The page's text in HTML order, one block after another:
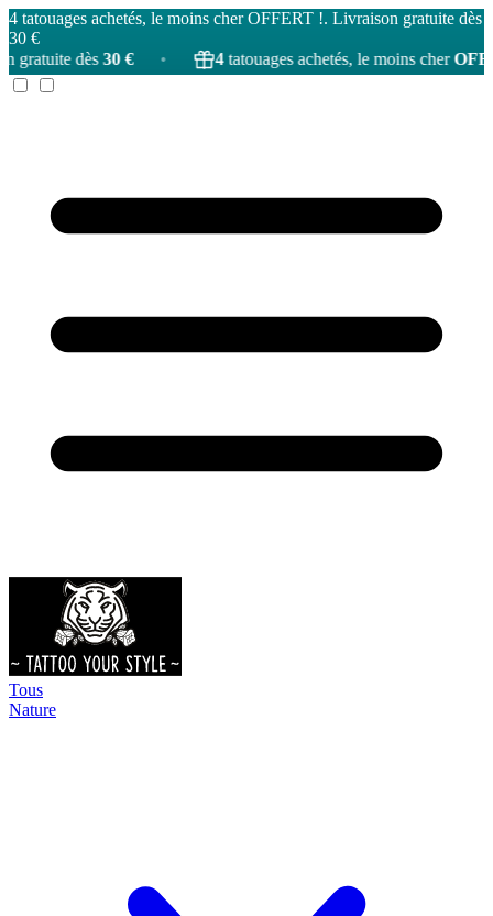
4 tatouages achetés, le moins cher OFFERT !. Livraison gratuite dès
30 €
30 €
• 4tatouages achetés, le moins cherOFFERT! •
Tous
Nature